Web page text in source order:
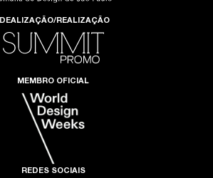
IDEALIZAÇÃO/REALIZAÇÃO
MEMBRO OFICIAL
REDES SOCIAIS